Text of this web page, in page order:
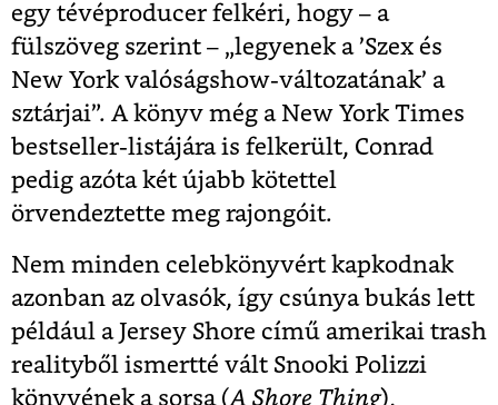
egy tévéproducer felkéri, hogy – a
fülszöveg szerint – „legyenek a ’Szex és
New York valóságshow-változatának’ a
sztárjai”. A könyv még a New York Times
bestseller-listájára is felkerült, Conrad
pedig azóta két újabb kötettel
örvendeztette meg rajongóit.
Nem minden celebkönyvért kapkodnak
azonban az olvasók, így csúnya bukás lett
például a Jersey Shore című amerikai trash
realityből ismertté vált Snooki Polizzi
könyvének a sorsa (A Shore Thing),